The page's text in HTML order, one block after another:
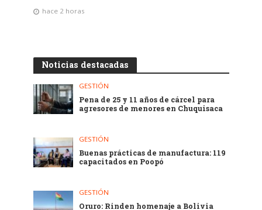
hace 2 horas
Noticias destacadas
GESTIÓN
Pena de 25 y 11 años de cárcel para
agresores de menores en Chuquisaca
GESTIÓN
Buenas prácticas de manufactura: 119
capacitados en Poopó
GESTIÓN
Oruro: Rinden homenaje a Bolivia